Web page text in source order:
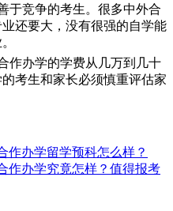
于竞争的考生。很多中外合
还要大，没有很强的自学能
作办学的学费从几万到几十
考生和家长必须慎重评估家
作办学留学预科怎么样？
作办学究竟怎样？值得报考